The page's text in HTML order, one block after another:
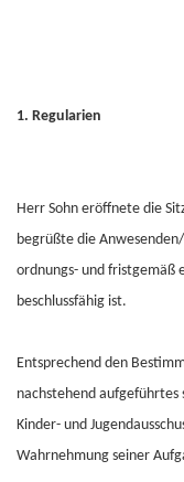
1. Regularien
Herr Sohn eröffnete die
begrüßte die
ordnungs- und fristgemäß
beschlussfähig ist.
Entsprechend den
nachstehend
Kinder- und
Wahrnehmung seiner